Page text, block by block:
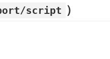
script ）